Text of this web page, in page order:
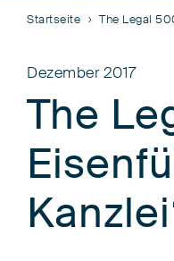
Startseite The Legal
Dezember 2017
The